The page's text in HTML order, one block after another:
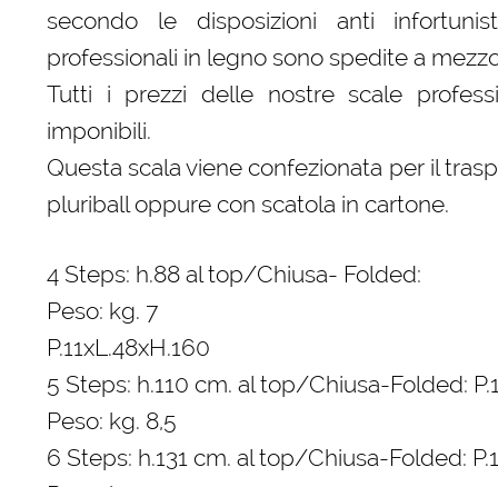
secondo le disposizioni anti
professionali in legno sono spedite a
Tutti i prezzi delle nostre scale
imponibili.
Questa scala viene confezionata per il
pluriball oppure con scatola in cartone.
4 Steps: h.88 al top/Chiusa- Folded:
Peso: kg. 7
P.11xL.48xH.160
5 Steps: h.110 cm. al top/Chiusa-Folded:
Peso: kg. 8,5
6 Steps: h.131 cm. al top/Chiusa-Folded: